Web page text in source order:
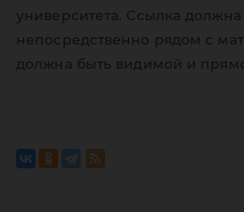
университета. Ссылка должна
непосредственно рядом с
должна быть видимой и